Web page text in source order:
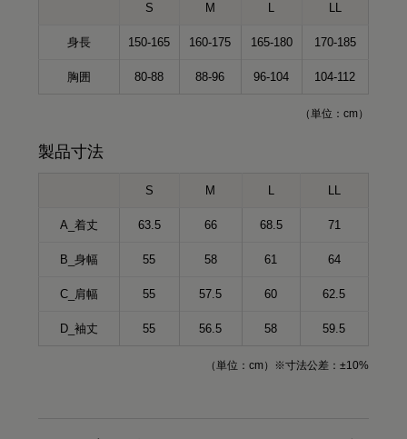
S M L LL
身長 150-165 160-175 165-180 170-185
胸囲 80-88 88-96 96-104 104-112
（単位：cm）
製品寸法
S M L LL
A_着丈 63.5 66 68.5 71
B_身幅 55 58 61 64
C_肩幅 55 57.5 60 62.5
D_袖丈 55 56.5 58 59.5
（単位：cm）※寸法公差：±10%